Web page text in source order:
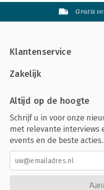
Gratis
Klantenservice
Zakelijk
Altijd op de hoogte
Schrijf u in voor onze
met relevante interviews
events en de beste acties.